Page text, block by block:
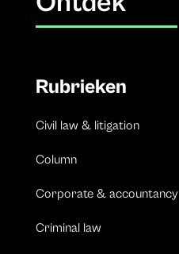
Rubrieken
Civil law & litigation
Column
Corporate & accountancy
Criminal law